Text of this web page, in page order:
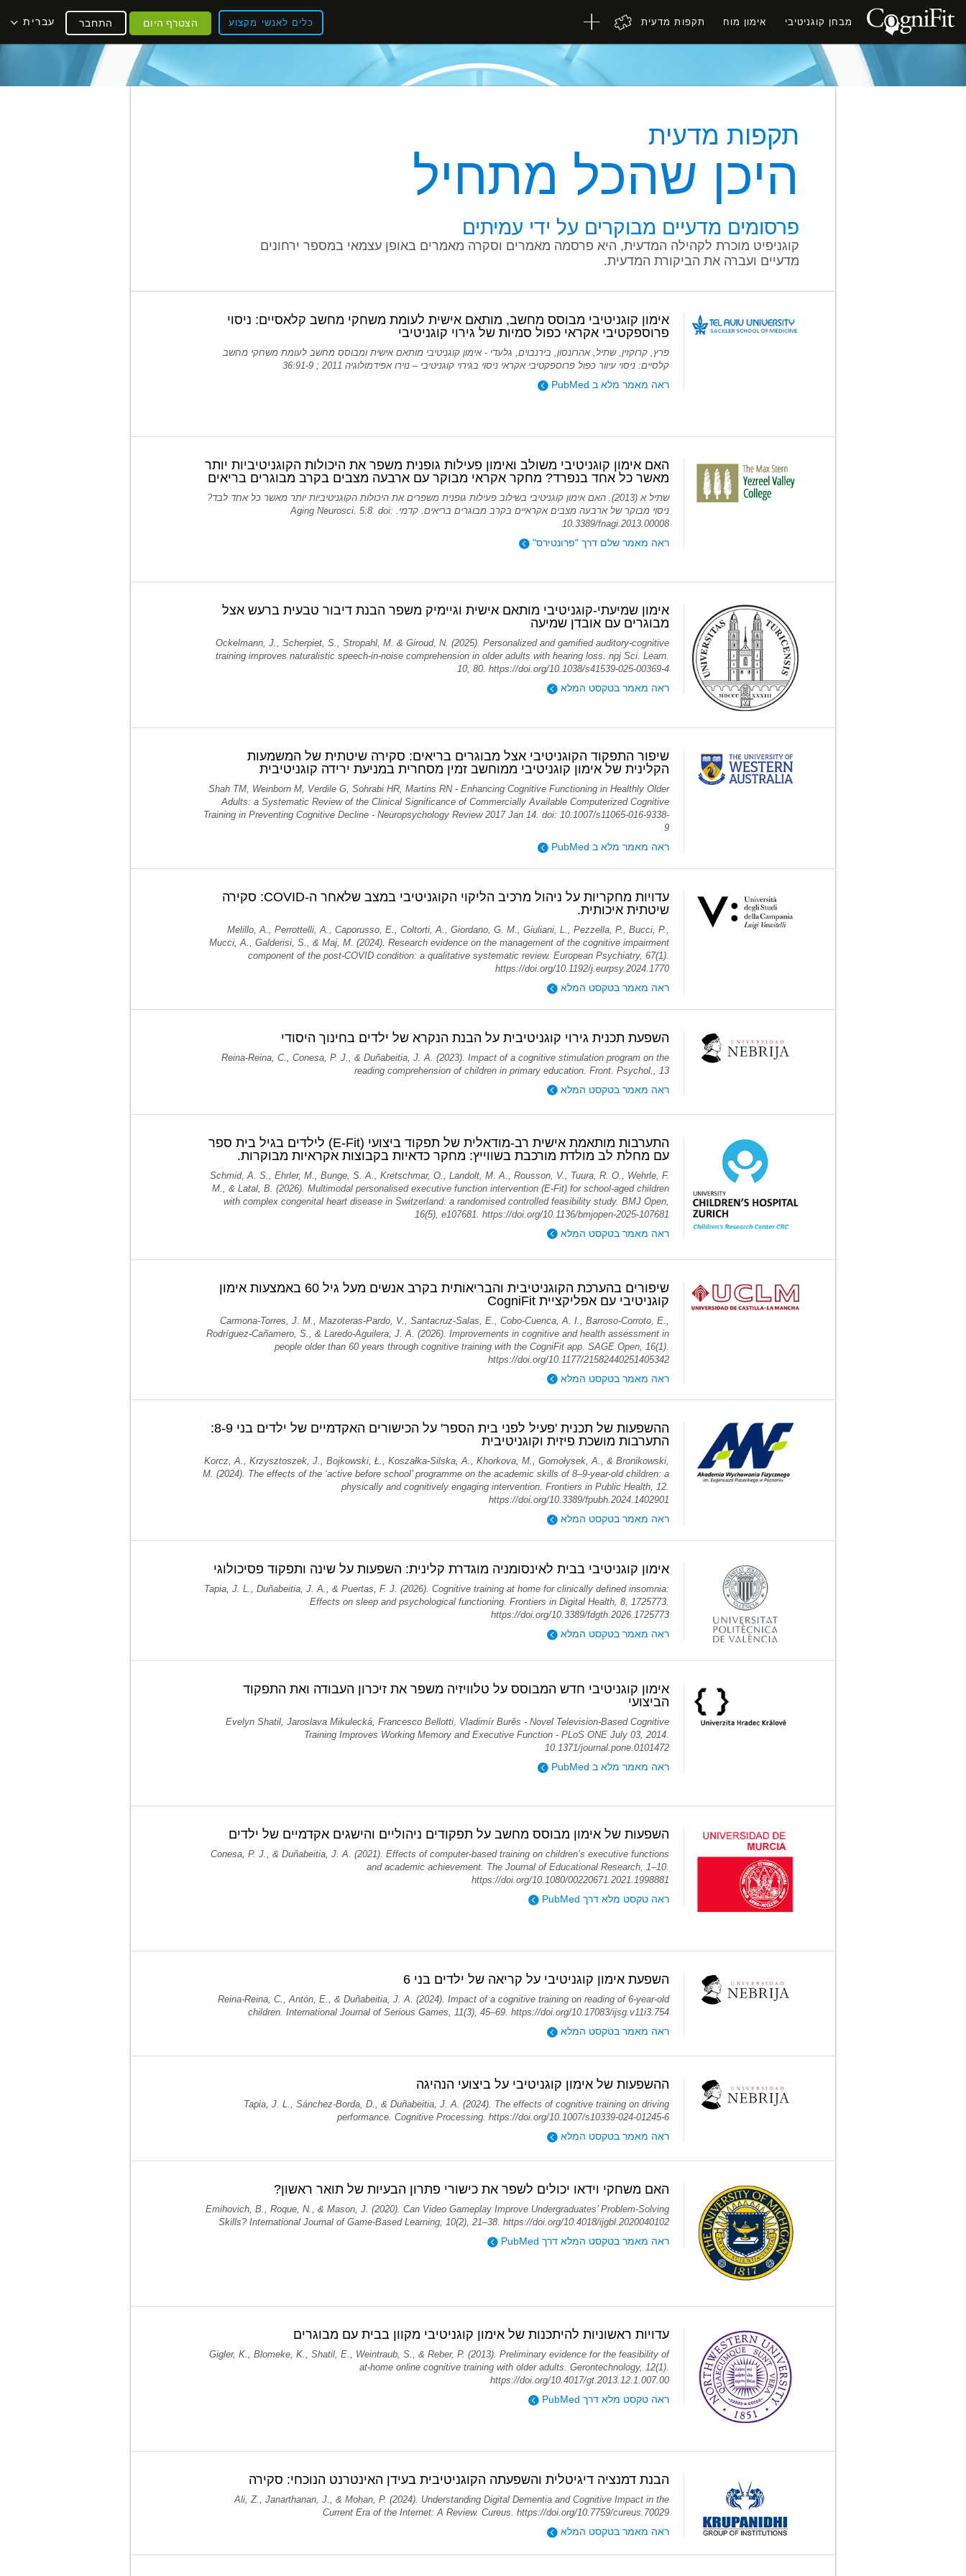
מבחן קוגניטיבי אימון מוח תקפות מדעית כלים לאנשי מקצוע עברית התחבר הצטרף היום
תקפות מדעית
היכן שהכל מתחיל
פרסומים מדעיים מבוקרים על ידי עמיתים
קוגניפיט מוכרת לקהילה המדעית, היא פרסמה מאמרים וסקרה מאמרים באופן עצמאי במספר ירחונים
מדעיים ועברה את הביקורת המדעית.
אימון קוגניטיבי מבוסס מחשב, מותאם אישית לעומת משחקי מחשב קלאסיים: ניסוי
פרוספקטיבי אקראי כפול סמיות של גירוי קוגניטיבי
פרץ, קרוקזין, שתיל, אהרונסון, בירנבוים, גלעדי - אימון קוגניטיבי מותאם אישית ומבוסס מחשב לעומת משחקי מחשב
קלסיים: ניסוי עיוור כפול פרוספקטיבי אקראי ניסוי בגירוי קוגניטיבי – נוירו אפידמולוגיה 2011 ; 36:91-9
ראה מאמר מלא ב PubMed
האם אימון קוגניטיבי משולב ואימון פעילות גופנית משפר את היכולות הקוגניטיביות יותר
מאשר כל אחד בנפרד? מחקר אקראי מבוקר עם ארבעה מצבים בקרב מבוגרים בריאים
שתיל א (2013). האם אימון קוגניטיבי בשילוב פעילות גופנית משפרים את היכולות הקוגניטיביות יותר מאשר כל אחד לבד?
ניסוי מבוקר של ארבעה מצבים אקראיים בקרב מבוגרים בריאים. קדמי. Aging Neurosci. 5:8. doi:
10.3389/fnagi.2013.00008
ראה מאמר שלם דרך "פרונטירס"
אימון שמיעתי-קוגניטיבי מותאם אישית וגיימיק משפר הבנת דיבור טבעית ברעש אצל
מבוגרים עם אובדן שמיעה
Ockelmann, J., Scherpiet, S., Stropahl, M. & Giroud, N. (2025). Personalized and gamified auditory-cognitive
training improves naturalistic speech-in-noise comprehension in older adults with hearing loss. npj Sci. Learn.
10, 80. https://doi.org/10.1038/s41539-025-00369-4
ראה מאמר בטקסט המלא
שיפור התפקוד הקוגניטיבי אצל מבוגרים בריאים: סקירה שיטתית של המשמעות
הקלינית של אימון קוגניטיבי ממוחשב זמין מסחרית במניעת ירידה קוגניטיבית
Shah TM, Weinborn M, Verdile G, Sohrabi HR, Martins RN - Enhancing Cognitive Functioning in Healthly Older
Adults: a Systematic Review of the Clinical Significance of Commercially Available Computerized Cognitive
Training in Preventing Cognitive Decline - Neuropsychology Review 2017 Jan 14. doi: 10.1007/s11065-016-9338-
9
ראה מאמר מלא ב PubMed
עדויות מחקריות על ניהול מרכיב הליקוי הקוגניטיבי במצב שלאחר ה-COVID: סקירה
שיטתית איכותית.
Melillo, A., Perrottelli, A., Caporusso, E., Coltorti, A., Giordano, G. M., Giuliani, L., Pezzella, P., Bucci, P.,
Mucci, A., Galderisi, S., & Maj, M. (2024). Research evidence on the management of the cognitive impairment
component of the post-COVID condition: a qualitative systematic review. European Psychiatry, 67(1).
https://doi.org/10.1192/j.eurpsy.2024.1770
ראה מאמר בטקסט המלא
השפעת תכנית גירוי קוגניטיבית על הבנת הנקרא של ילדים בחינוך היסודי
Reina-Reina, C., Conesa, P. J., & Duñabeitia, J. A. (2023). Impact of a cognitive stimulation program on the
reading comprehension of children in primary education. Front. Psychol., 13
ראה מאמר בטקסט המלא
התערבות מותאמת אישית רב-מודאלית של תפקוד ביצועי (E-Fit) לילדים בגיל בית ספר
עם מחלת לב מולדת מורכבת בשווייץ: מחקר כדאיות בקבוצות אקראיות מבוקרות.
Schmid, A. S., Ehrler, M., Bunge, S. A., Kretschmar, O., Landolt, M. A., Rousson, V., Tuura, R. O., Wehrle, F.
M., & Latal, B. (2026). Multimodal personalised executive function intervention (E-Fit) for school-aged children
with complex congenital heart disease in Switzerland: a randomised controlled feasibility study. BMJ Open,
16(5), e107681. https://doi.org/10.1136/bmjopen-2025-107681
ראה מאמר בטקסט המלא
שיפורים בהערכת הקוגניטיבית והבריאותית בקרב אנשים מעל גיל 60 באמצעות אימון
קוגניטיבי עם אפליקציית CogniFit
Carmona-Torres, J. M., Mazoteras-Pardo, V., Santacruz-Salas, E., Cobo-Cuenca, A. I., Barroso-Corroto, E.,
Rodríguez-Cañamero, S., & Laredo-Aguilera, J. A. (2026). Improvements in cognitive and health assessment in
people older than 60 years through cognitive training with the CogniFit app. SAGE Open, 16(1).
https://doi.org/10.1177/21582440251405342
ראה מאמר בטקסט המלא
ההשפעות של תכנית 'פעיל לפני בית הספר' על הכישורים האקדמיים של ילדים בני 8-9:
התערבות מושכת פיזית וקוגניטיבית
Korcz, A., Krzysztoszek, J., Bojkowski, Ł., Koszałka-Silska, A., Khorkova, M., Gomołysek, A., & Bronikowski,
M. (2024). The effects of the ‘active before school’ programme on the academic skills of 8–9-year-old children: a
physically and cognitively engaging intervention. Frontiers in Public Health, 12.
https://doi.org/10.3389/fpubh.2024.1402901
ראה מאמר בטקסט המלא
אימון קוגניטיבי בבית לאינסומניה מוגדרת קלינית: השפעות על שינה ותפקוד פסיכולוגי
Tapia, J. L., Duñabeitia, J. A., & Puertas, F. J. (2026). Cognitive training at home for clinically defined insomnia:
Effects on sleep and psychological functioning. Frontiers in Digital Health, 8, 1725773.
https://doi.org/10.3389/fdgth.2026.1725773
ראה מאמר בטקסט המלא
אימון קוגניטיבי חדש המבוסס על טלוויזיה משפר את זיכרון העבודה ואת התפקוד
הביצועי
Evelyn Shatil, Jaroslava Mikulecká, Francesco Bellotti, Vladimír Burěs - Novel Television-Based Cognitive
Training Improves Working Memory and Executive Function - PLoS ONE July 03, 2014.
10.1371/journal.pone.0101472
ראה מאמר מלא ב PubMed
השפעות של אימון מבוסס מחשב על תפקודים ניהוליים והישגים אקדמיים של ילדים
Conesa, P. J., & Duñabeitia, J. A. (2021). Effects of computer-based training on children’s executive functions
and academic achievement. The Journal of Educational Research, 1–10.
https://doi.org/10.1080/00220671.2021.1998881
ראה טקסט מלא דרך PubMed
השפעת אימון קוגניטיבי על קריאה של ילדים בני 6
Reina-Reina, C., Antón, E., & Duñabeitia, J. A. (2024). Impact of a cognitive training on reading of 6-year-old
children. International Journal of Serious Games, 11(3), 45–69. https://doi.org/10.17083/ijsg.v11i3.754
ראה מאמר בטקסט המלא
ההשפעות של אימון קוגניטיבי על ביצועי הנהיגה
Tapia, J. L., Sánchez-Borda, D., & Duñabeitia, J. A. (2024). The effects of cognitive training on driving
performance. Cognitive Processing. https://doi.org/10.1007/s10339-024-01245-6
ראה מאמר בטקסט המלא
האם משחקי וידאו יכולים לשפר את כישורי פתרון הבעיות של תואר ראשון?
Emihovich, B., Roque, N., & Mason, J. (2020). Can Video Gameplay Improve Undergraduates’ Problem-Solving
Skills? International Journal of Game-Based Learning, 10(2), 21–38. https://doi.org/10.4018/ijgbl.2020040102
ראה מאמר בטקסט המלא דרך PubMed
עדויות ראשוניות להיתכנות של אימון קוגניטיבי מקוון בבית עם מבוגרים
Gigler, K., Blomeke, K., Shatil, E., Weintraub, S., & Reber, P. (2013). Preliminary evidence for the feasibility of
at-home online cognitive training with older adults. Gerontechnology, 12(1).
https://doi.org/10.4017/gt.2013.12.1.007.00
ראה טקסט מלא דרך PubMed
הבנת דמנציה דיגיטלית והשפעתה הקוגניטיבית בעידן האינטרנט הנוכחי: סקירה
Ali, Z., Janarthanan, J., & Mohan, P. (2024). Understanding Digital Dementia and Cognitive Impact in the
Current Era of the Internet: A Review. Cureus. https://doi.org/10.7759/cureus.70029
ראה מאמר בטקסט המלא